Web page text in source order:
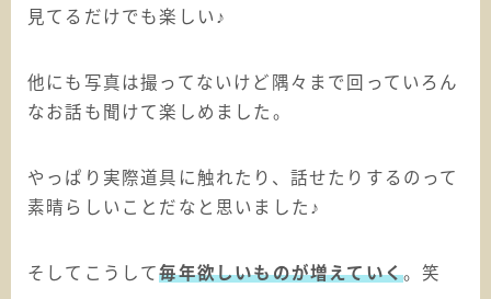
見てるだけでも楽しい♪
他にも写真は撮ってないけど隅々まで回っていろん
なお話も聞けて楽しめました。
やっぱり実際道具に触れたり、話せたりするのって
素晴らしいことだなと思いました♪
そしてこうして毎年欲しいものが増えていく。笑